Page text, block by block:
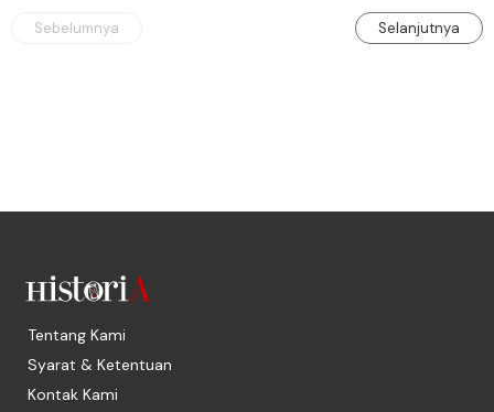
Sebelumnya Selanjutnya
Tentang Kami
Syarat & Ketentuan
Kontak Kami